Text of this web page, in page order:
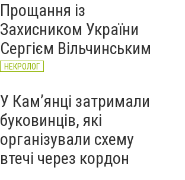
Прощання із
Захисником України
Сергієм Вільчинським
НЕКРОЛОГ
У Кам’янці затримали
буковинців, які
організували схему
втечі через кордон